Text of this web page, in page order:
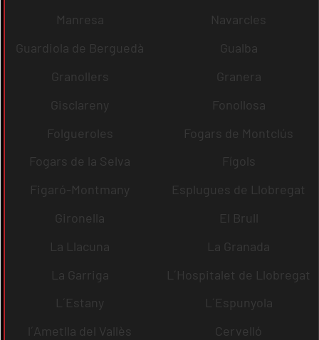
Manresa
Navarcles
Guardiola de Berguedà
Gualba
Granollers
Granera
Gisclareny
Fonollosa
Folgueroles
Fogars de Montclús
Fogars de la Selva
Fígols
Figaró-Montmany
Esplugues de Llobregat
Gironella
El Brull
La Llacuna
La Granada
La Garriga
L´Hospitalet de Llobregat
L´Estany
L´Espunyola
l´Ametlla del Vallès
Cervelló